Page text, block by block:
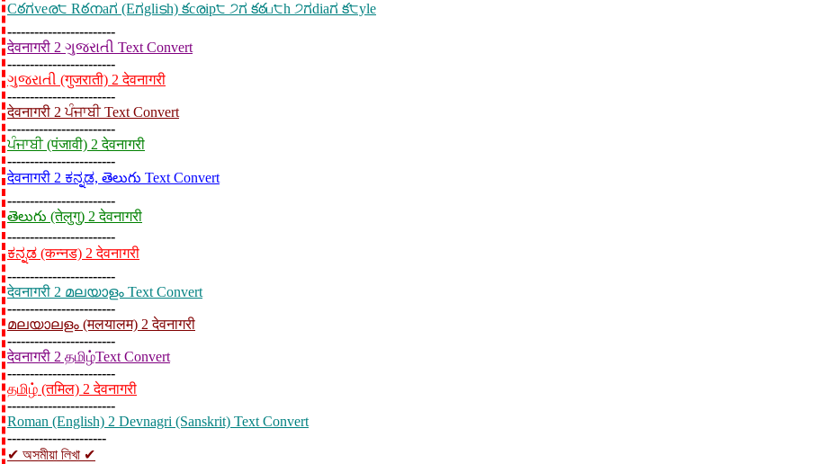
Cఠಗveര੮ Rఠനaಗ (Eಗgliടh) కcരip੮ ੭ಗ కఠப੮h ੭ಗdiaಗ క੮yle
------------------------
देवनागरी 2 ગુજરાતી Text Convert
------------------------
ગુજરાતી (गुजराती) 2 देवनागरी
------------------------
देवनागरी 2 ਪੰਜਾਬੀ Text Convert
------------------------
ਪੰਜਾਬੀ (पंजावी) 2 देवनागरी
------------------------
देवनागरी 2 ಕನ್ನಡ, తెలుగు Text Convert
------------------------
తెలుగు (तेलुगु) 2 देवनागरी
------------------------
ಕನ್ನಡ (कन्नड) 2 देवनागरी
------------------------
देवनागरी 2 മലയാളം Text Convert
------------------------
മലയാലളം (मलयालम) 2 देवनागरी
------------------------
देवनागरी 2 தமிழ்Text Convert
------------------------
தமிழ் (तमिल) 2 देवनागरी
------------------------
Roman (English) 2 Devnagri (Sanskrit) Text Convert
----------------------
✔ অসমীয়া লিখা ✔